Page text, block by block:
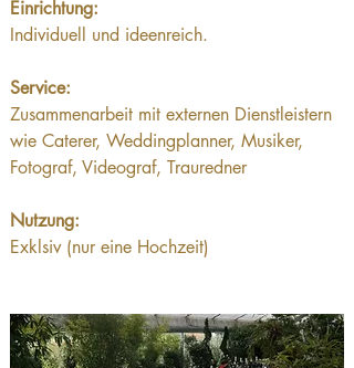
Einrichtung:
Individuell und ideenreich.
Service:
Zusammenarbeit mit externen Dienstleistern
wie Caterer, Weddingplanner, Musiker,
Fotograf, Videograf, Trauredner
Nutzung:
Exklsiv (nur eine Hochzeit)